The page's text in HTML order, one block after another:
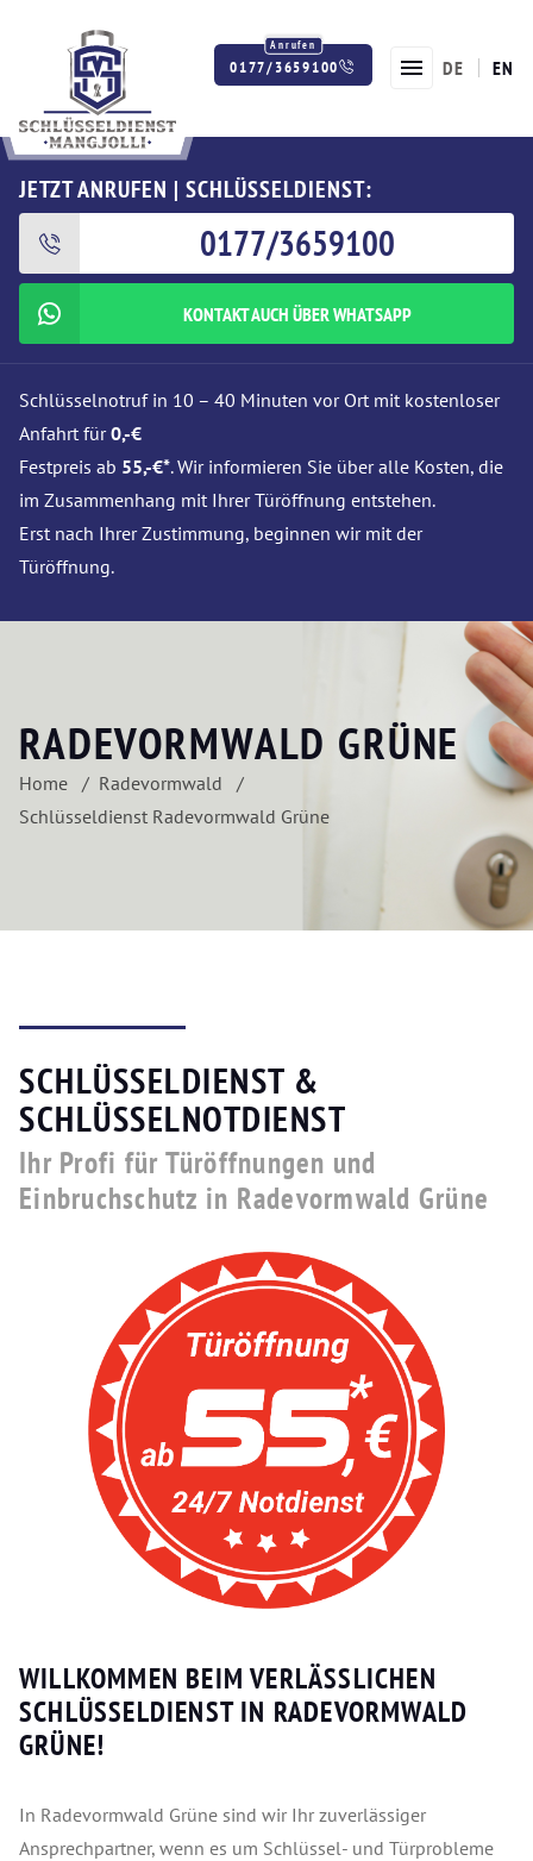
0177/3659100 DE EN
JETZT ANRUFEN | SCHLÜSSELDIENST:
0177/3659100
KONTAKT AUCH ÜBER WHATSAPP
Schlüsselnotruf in 10 – 40 Minuten vor Ort mit kostenloser
Anfahrt für0,-€
Festpreis ab 55,-€*. Wir informieren Sie über alle Kosten, die
im Zusammenhang mit Ihrer Türöffnung entstehen.
Erst nach Ihrer Zustimmung, beginnen wir mit der
Türöffnung.
RADEVORMWALD GRÜNE
Home
Radevormwald
Schlüsseldienst Radevormwald Grüne
SCHLÜSSELDIENST &
SCHLÜSSELNOTDIENST
Ihr Profi für Türöffnungen und
Einbruchschutz in Radevormwald Grüne
WILLKOMMEN BEIM VERLÄSSLICHEN
SCHLÜSSELDIENST IN RADEVORMWALD
GRÜNE!
In Radevormwald Grüne sind wir Ihr zuverlässiger
Ansprechpartner, wenn es um Schlüssel- und Türprobleme